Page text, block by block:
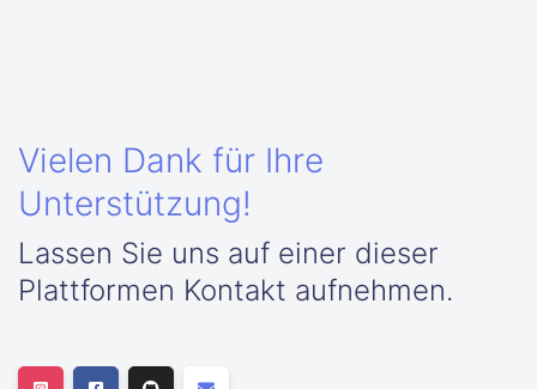
Vielen Dank für Ihre
Unterstützung!
Lassen Sie uns auf einer dieser
Plattformen Kontakt aufnehmen.